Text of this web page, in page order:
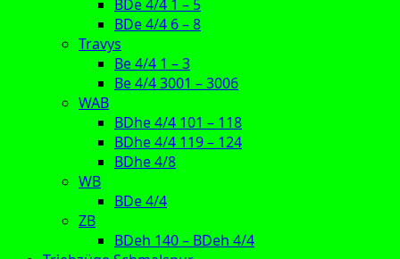
BDe 4/4 1 – 5
BDe 4/4 6 – 8
Travys
Be 4/4 1 – 3
Be 4/4 3001 – 3006
WAB
BDhe 4/4 101 – 118
BDhe 4/4 119 – 124
BDhe 4/8
WB
BDe 4/4
ZB
BDeh 140 – BDeh 4/4